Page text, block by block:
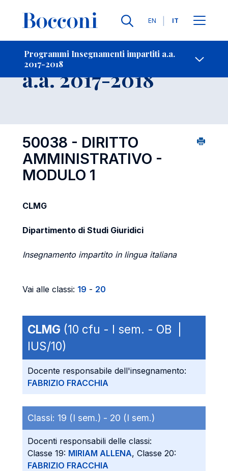
Lingue
EN IT
Programmi Insegnamenti impartiti a.a.
2017-2018
-
Insegnamento
a.a. 2017-2018
50038 - DIRITTO
AMMINISTRATIVO -
MODULO 1
CLMG
Dipartimento di Studi Giuridici
Insegnamento impartito in lingua italiana
Vai alle classi: 19 - 20
CLMG (10 cfu - I sem. - OB |
IUS/10)
Docente responsabile dell'insegnamento:
FABRIZIO FRACCHIA
Classi: 19 (I sem.) - 20 (I sem.)
Docenti responsabili delle classi:
Classe 19: MIRIAM ALLENA, Classe 20:
FABRIZIO FRACCHIA